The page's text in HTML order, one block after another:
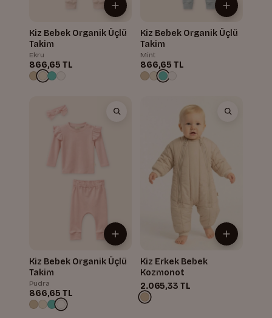
Kiz Bebek Organik Üçlü
Takim
Ekru
866,65 TL
Kiz Bebek Organik Üçlü
Takim
Mint
866,65 TL
Kiz Bebek Organik Üçlü
Takim
Pudra
866,65 TL
Kiz Erkek Bebek
Kozmonot
2.065,33 TL